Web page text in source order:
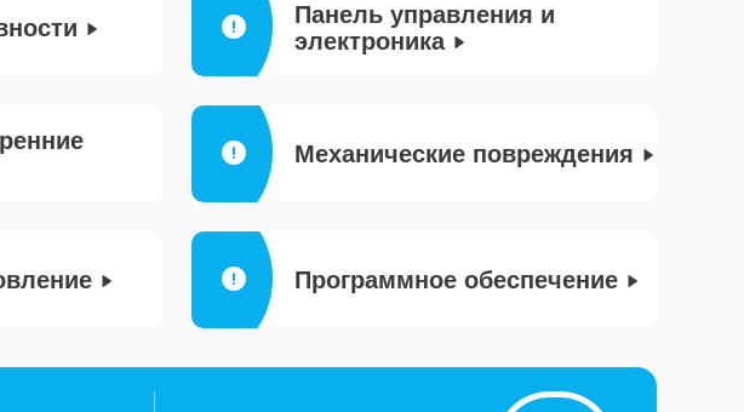
Панель управления и
электроника
Механические повреждения
Программное обеспечение